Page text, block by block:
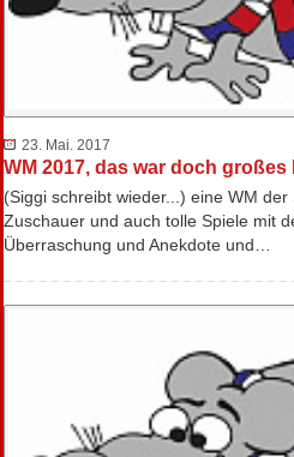
23. Mai. 2017
WM 2017, das war doch
(Siggi schreibt wieder...) eine WM
Zuschauer und auch tolle Spiele mit
Überraschung und Anekdote und…